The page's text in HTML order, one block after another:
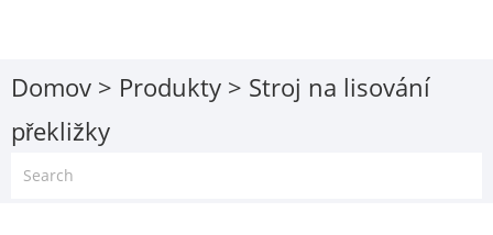
Domov > Produkty > Stroj na lisování
překližky